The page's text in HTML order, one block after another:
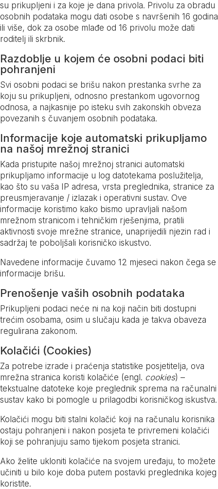
su prikupljeni i za koje je dana privola. Privolu za obradu
osobnih podataka mogu dati osobe s navršenih 16 godina
ili više, dok za osobe mlađe od 16 privolu može dati
roditelj ili skrbnik.
Razdoblje u kojem će osobni podaci biti
pohranjeni
Svi osobni podaci se brišu nakon prestanka svrhe za
koju su prikupljeni, odnosno prestankom ugovornog
odnosa, a najkasnije po isteku svih zakonskih obveza
povezanih s čuvanjem osobnih podataka.
Informacije koje automatski prikupljamo
na našoj mrežnoj stranici
Kada pristupite našoj mrežnoj stranici automatski
prikupljamo informacije u log datotekama poslužitelja,
kao što su vaša IP adresa, vrsta preglednika, stranice za
preusmjeravanje / izlazak i operativni sustav. Ove
informacije koristimo kako bismo upravljali našom
mrežnom stranicom i tehničkim rješenjima, pratili
aktivnosti svoje mrežne stranice, unaprijedili njezin rad i
sadržaj te poboljšali korisničko iskustvo.
Navedene informacije čuvamo 12 mjeseci nakon čega se
informacije brišu.
Prenošenje vaših osobnih podataka
Prikupljeni podaci neće ni na koji način biti dostupni
trećim osobama, osim u slučaju kada je takva obaveza
regulirana zakonom.
Kolačići (Cookies)
Za potrebe izrade i praćenja statistike posjetitelja, ova
mrežna stranica koristi kolačiće (engl. cookies) –
tekstualne datoteke koje preglednik sprema na računalni
sustav kako bi pomogle u prilagodbi korisničkog iskustva.
Kolačići mogu biti stalni kolačić koji na računalu korisnika
ostaju pohranjeni i nakon posjeta te privremeni kolačići
koji se pohranjuju samo tijekom posjeta stranici.
Ako želite ukloniti kolačiće na svojem uređaju, to možete
učiniti u bilo koje doba putem postavki preglednika kojeg
koristite.